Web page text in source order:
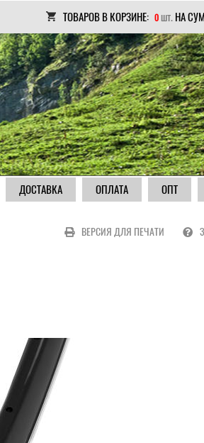
ТОВАРОВ В КОРЗИНЕ: 0 шт. НА
ДОСТАВКА ОПЛАТА ОПТ
ВЕРСИЯ ДЛЯ ПЕЧАТИ